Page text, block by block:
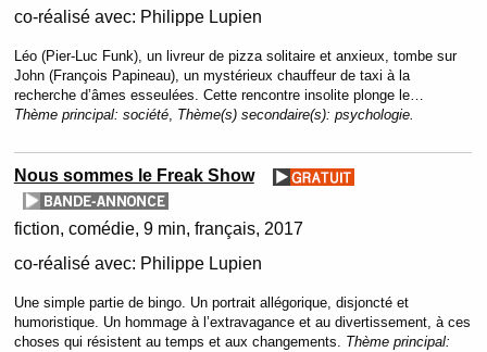
co-réalisé avec: Philippe Lupien
Léo (Pier-Luc Funk), un livreur de pizza solitaire et anxieux, tombe sur
John (François Papineau), un mystérieux chauffeur de taxi à la
recherche d’âmes esseulées. Cette rencontre insolite plonge le…
Thème principal: société, Thème(s) secondaire(s): psychologie.
Nous sommes le Freak Show
fiction comédie 9 min français 2017
co-réalisé avec: Philippe Lupien
Une simple partie de bingo. Un portrait allégorique, disjoncté et
humoristique. Un hommage à l’extravagance et au divertissement, à ces
choses qui résistent au temps et aux changements. Thème principal: